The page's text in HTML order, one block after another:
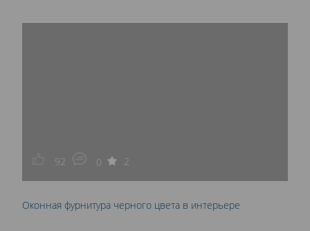
92 0 2
Оконная фурнитура черного цвета в интерьере